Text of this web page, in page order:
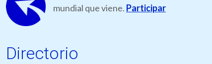
mundial que viene. Participar
Directorio